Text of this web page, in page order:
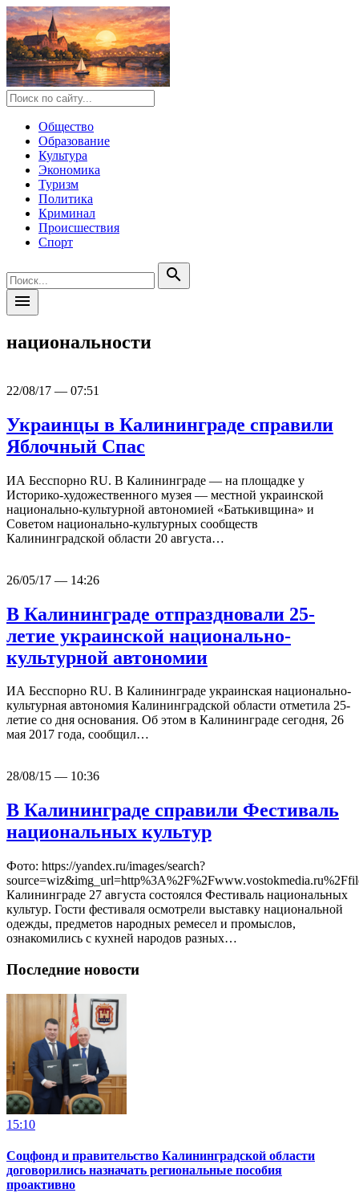
Общество
Образование
Культура
Экономика
Туризм
Политика
Криминал
Происшествия
Спорт
search
menu
национальности
22/08/17 — 07:51
Украинцы в Калининграде справили
Яблочный Спас
ИА Бесспорно RU. В Калининграде — на площадке у
Историко-художественного музея — местной украинской
национально-культурной автономией «Батькивщина» и
Советом национально-культурных сообществ
Калининградской области 20 августа…
26/05/17 — 14:26
В Калининграде отпраздновали 25-
летие украинской национально-
культурной автономии
ИА Бесспорно RU. В Калининграде украинская национально-
культурная автономия Калининградской области отметила 25-
летие со дня основания. Об этом в Калининграде сегодня, 26
мая 2017 года, сообщил…
28/08/15 — 10:36
В Калининграде справили Фестиваль
национальных культур
Фото: https://yandex.ru/images/search?
Калининграде 27 августа состоялся Фестиваль национальных
культур. Гости фестиваля осмотрели выставку национальной
одежды, предметов народных ремесел и промыслов,
ознакомились с кухней народов разных…
Последние новости
15:10
Соцфонд и правительство Калининградской области
договорились назначать региональные пособия
проактивно